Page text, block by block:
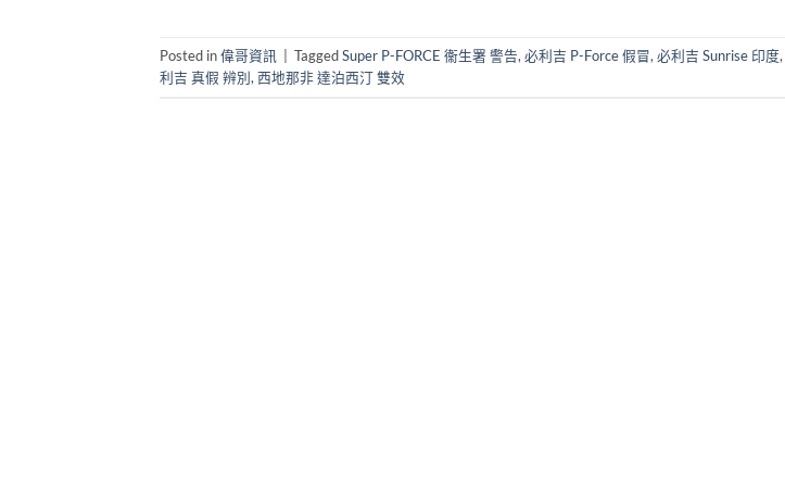
Posted in偉哥資訊 TaggedSuper P-FORCE 衞生署 警告,必利吉 P-Force 假冒,必利吉 Sunrise 印度,
利吉 真假 辨別,西地那非 達泊西汀 雙效